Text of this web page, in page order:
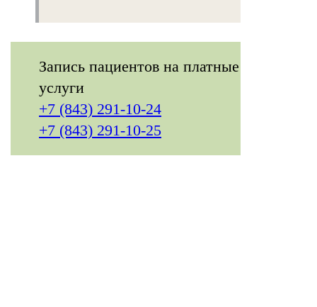
Запись пациентов на платные
услуги
+7 (843) 291-10-24
+7 (843) 291-10-25